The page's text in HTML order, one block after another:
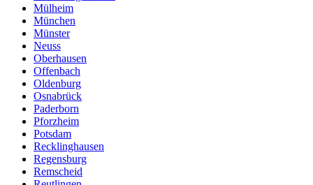
Mülheim
München
Münster
Neuss
Oberhausen
Offenbach
Oldenburg
Osnabrück
Paderborn
Pforzheim
Potsdam
Recklinghausen
Regensburg
Remscheid